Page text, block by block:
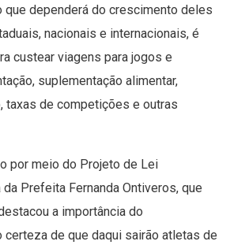
que dependerá do crescimento deles
nacionais e internacionais, é
custear viagens para jogos e
suplementação alimentar,
taxas de competições e outras
por meio do Projeto de Lei
Prefeita Fernanda Ontiveros, que
a importância do
certeza de que daqui sairão atletas de